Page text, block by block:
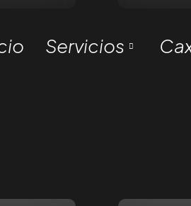
Servicios